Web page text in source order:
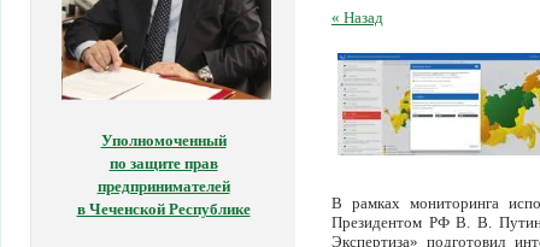
Уполномоченный
по защите прав
предпринимателей
в Чеченской Республике
« Назад
В рамках мониторинга
Президентом РФ В. В.
Экспертиза» подготовил